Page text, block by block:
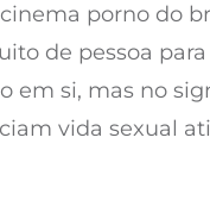
porno do
de pessoa
em si, mas no
vida sexual